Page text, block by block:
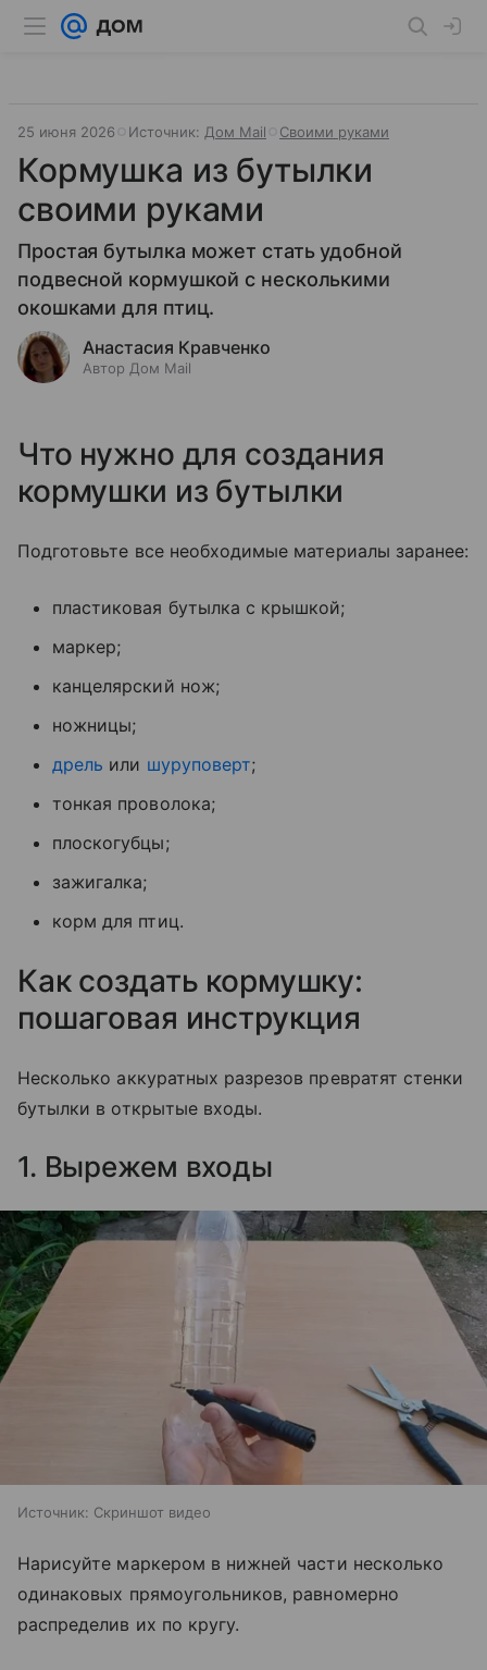
25 июня 2026 Источник: Дом Mail Своими руками
Кормушка из бутылки
своими руками
Простая бутылка может стать удобной
подвесной кормушкой с несколькими
окошками для птиц.
Анастасия Кравченко
Автор Дом Mail
Что нужно для создания
кормушки из бутылки
Подготовьте все необходимые материалы заранее:
пластиковая бутылка с крышкой;
маркер;
канцелярский нож;
ножницы;
дрель или шуруповерт;
тонкая проволока;
плоскогубцы;
зажигалка;
корм для птиц.
Как создать кормушку:
пошаговая инструкция
Несколько аккуратных разрезов превратят стенки
бутылки в открытые входы.
1. Вырежем входы
Источник: Скриншот видео
Нарисуйте маркером в нижней части несколько
одинаковых прямоугольников, равномерно
распределив их по кругу.